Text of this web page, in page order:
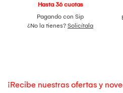
Hasta 36 cuotas
Pagando con Sip
¿No la tienes? Solicítala
¡Recibe nuestras ofertas y